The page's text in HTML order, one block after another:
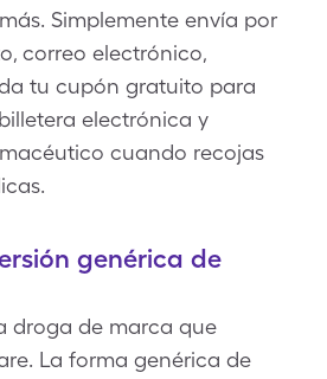
Simplemente envía por
correo electrónico,
tu cupón gratuito para
electrónica y
cuando recojas
genérica de
droga de marca que
La forma genérica de